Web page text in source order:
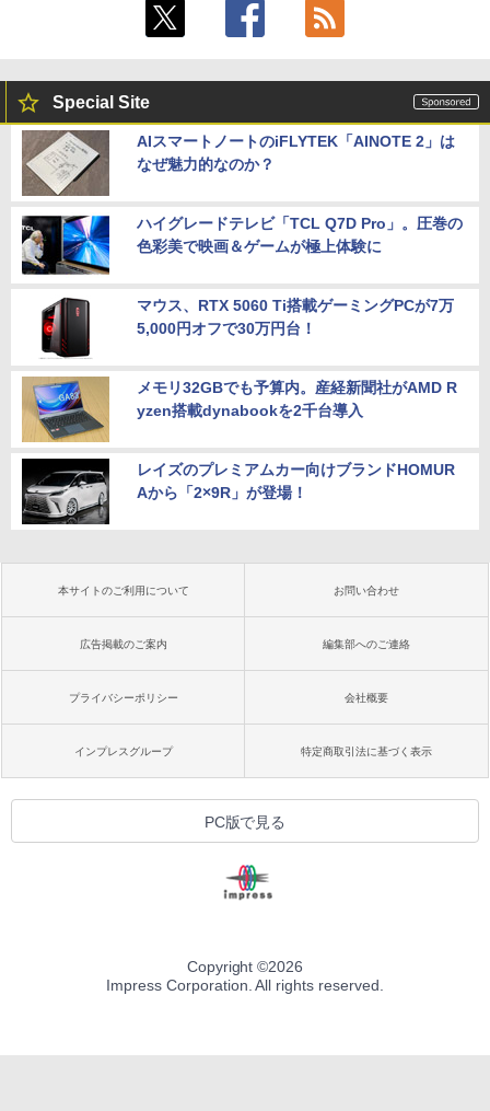
Special Site
AIスマートノートのiFLYTEK「AINOTE 2」は
なぜ魅力的なのか？
ハイグレードテレビ「TCL Q7D Pro」。圧巻の
色彩美で映画＆ゲームが極上体験に
マウス、RTX 5060 Ti搭載ゲーミングPCが7万
5,000円オフで30万円台！
メモリ32GBでも予算内。産経新聞社がAMD R
yzen搭載dynabookを2千台導入
レイズのプレミアムカー向けブランドHOMUR
Aから「2×9R」が登場！
本サイトのご利用について お問い合わせ
広告掲載のご案内 編集部へのご連絡
プライバシーポリシー 会社概要
インプレスグループ 特定商取引法に基づく表示
PC版で見る
Copyright ©2026
Impress Corporation. All rights reserved.